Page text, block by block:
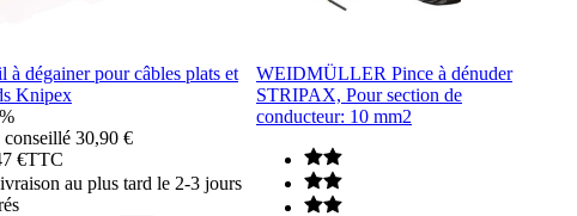
à dégainer pour câbles plats et
Knipex
30,90 €
€TTC
au plus tard le 2-3 jours
WEIDMÜLLER Pince à dénuder
STRIPAX, Pour section de
conducteur: 10 mm2